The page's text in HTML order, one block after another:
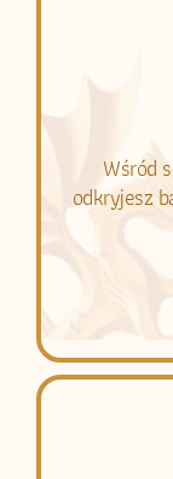
Wśród
odkryjesz